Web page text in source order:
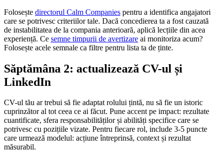
Folosește directorul Calm Companies pentru a identifica angajatori
care se potrivesc criteriilor tale. Dacă concedierea ta a fost cauzată
de instabilitatea de la compania anterioară, aplică lecțiile din acea
experiență. Ce semne timpurii de avertizare ai monitoriza acum?
Folosește acele semnale ca filtre pentru lista ta de ținte.
Săptămâna 2: actualizează CV-ul și
LinkedIn
CV-ul tău ar trebui să fie adaptat rolului țintă, nu să fie un istoric
cuprinzător al tot ceea ce ai făcut. Pune accent pe impact: rezultate
cuantificate, sfera responsabilităților și abilități specifice care se
potrivesc cu pozițiile vizate. Pentru fiecare rol, include 3-5 puncte
care urmează modelul: acțiune întreprinsă, context și rezultat
măsurabil.